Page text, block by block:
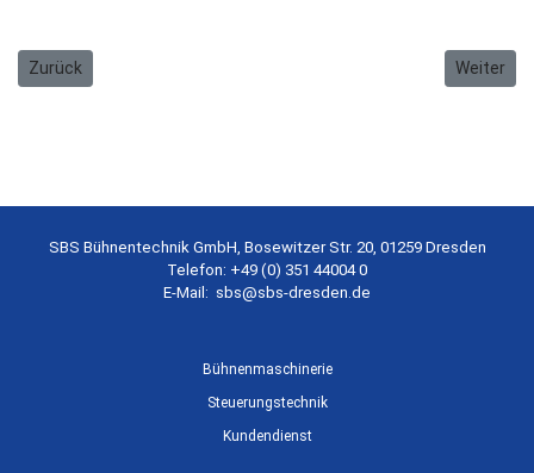
Vorheriger Beitrag: Mitarbeiter im Technischen Vertrieb (m/w/d)
Zurück Nächster
Weiter
SBS Bühnentechnik GmbH, Bosewitzer Str. 20, 01259 Dresden
Telefon: +49 (0) 351 44004 0
E-Mail: sbs@sbs-dresden.de
Bühnenmaschinerie
Steuerungstechnik
Kundendienst